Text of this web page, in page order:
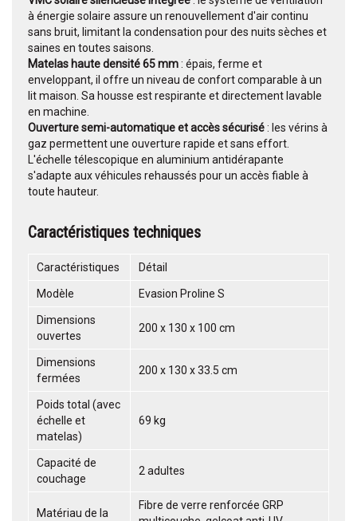
à énergie solaire assure un renouvellement d'air continu
sans bruit, limitant la condensation pour des nuits sèches et
saines en toutes saisons.
Matelas haute densité 65 mm: épais, ferme et
enveloppant, il offre un niveau de confort comparable à un
lit maison. Sa housse est respirante et directement lavable
en machine.
Ouverture semi-automatique et accès sécurisé: les vérins à
gaz permettent une ouverture rapide et sans effort.
L'échelle télescopique en aluminium antidérapante
s'adapte aux véhicules rehaussés pour un accès fiable à
toute hauteur.
Caractéristiques techniques
Caractéristiques Détail
Modèle Evasion Proline S
Dimensions
ouvertes
200 x 130 x 100 cm
Dimensions
fermées
200 x 130 x 33.5 cm
Poids total (avec
échelle et
matelas)
69 kg
Capacité de
couchage
2 adultes
Matériau de la
Fibre de verre renforcée GRP